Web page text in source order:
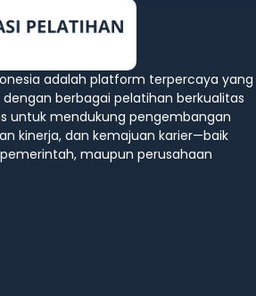
adalah platform terpercaya yang
berbagai pelatihan berkualitas
untuk mendukung pengembangan
kinerja, dan kemajuan karier—baik
maupun perusahaan